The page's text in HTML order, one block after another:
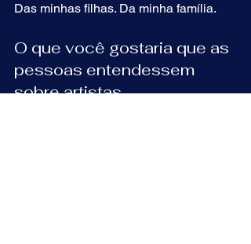
Das minhas filhas. Da minha família.
O que você gostaria que as
pessoas entendessem
sobre artistas